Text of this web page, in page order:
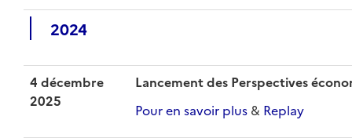
2024
4 décembre
2025
Lancement des Perspectives
Pour en savoir plus & Replay